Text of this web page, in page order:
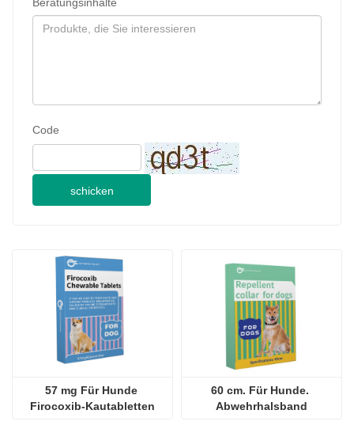
Code
schicken
57 mg Für Hunde
Firocoxib-Kautabletten
60 cm. Für Hunde.
Abwehrhalsband